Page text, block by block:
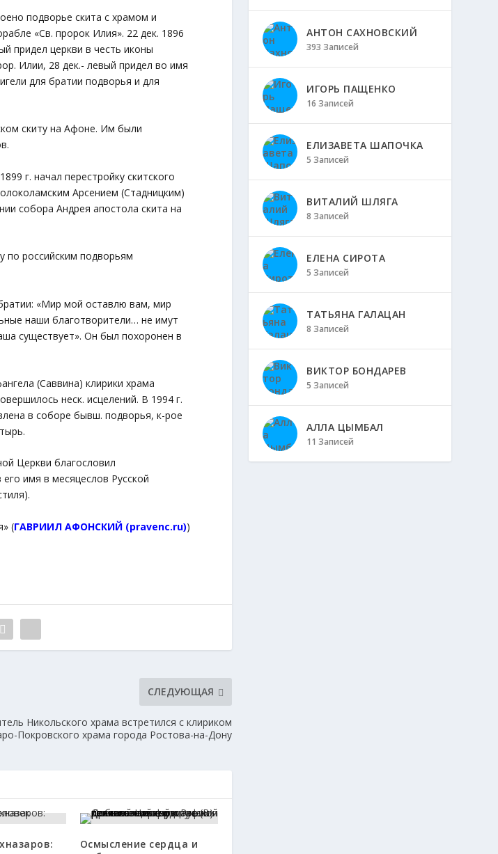
подворье скита с храмом и
«Св. пророк Илия». 22 дек. 1896
придел церкви в честь иконы
Илии, 28 дек.- левый придел во имя
для братии подворья и для
скиту на Афоне. Им были
г. начал перестройку скитского
Арсением (Стадницким)
собора Андрея апостола скита на
по российским подворьям
«Мир мой оставлю вам, мир
наши благотворители… не имут
существует». Он был похоронен в
(Саввина) клирики храма
неск. исцелений. В 1994 г.
в соборе бывш. подворья, к-рое
Церкви благословил
имя в месяцеслов Русской
(ГАВРИИЛ АФОНСКИЙ (pravenc.ru))
СЛЕДУЮЩАЯ
Никольского храма встретился с клириком
Покровского храма города Ростова-на-Дону
Осмысление сердца и
АНТОН САХНОВСКИЙ
393 Записей
ИГОРЬ ПАЩЕНКО
16 Записей
ЕЛИЗАВЕТА ШАПОЧКА
5 Записей
ВИТАЛИЙ ШЛЯГА
8 Записей
ЕЛЕНА СИРОТА
5 Записей
ТАТЬЯНА ГАЛАЦАН
8 Записей
ВИКТОР БОНДАРЕВ
5 Записей
АЛЛА ЦЫМБАЛ
11 Записей